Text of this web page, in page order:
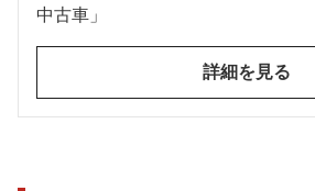
中古車」
詳細を見る